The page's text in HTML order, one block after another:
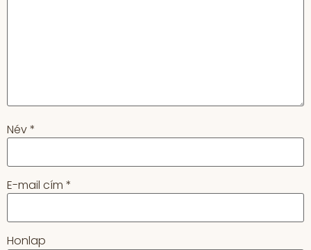
Név*
E-mail cím *
Honlap